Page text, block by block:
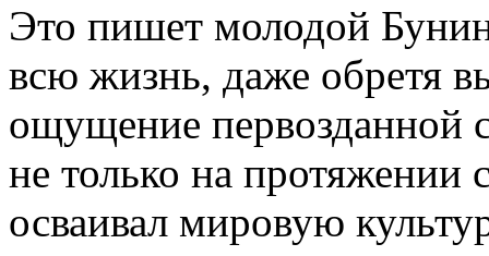
Это пишет молодой
всю жизнь, даже обретя
ощущение первозданной
не только на протяжении
осваивал мировую